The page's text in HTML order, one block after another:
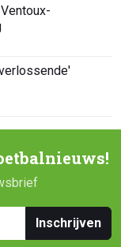
Inschrijven